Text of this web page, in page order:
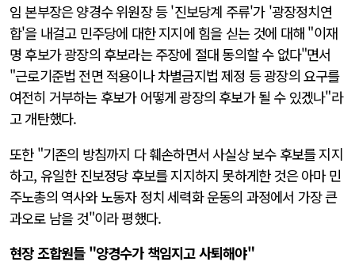
임 본부장은 양경수 위원장 등 '진보당계 주류'가 '광장정치연
합'을 내걸고 민주당에 대한 지지에 힘을 싣는 것에 대해 "이재
명 후보가 광장의 후보라는 주장에 절대 동의할 수 없다"면서
"근로기준법 전면 적용이나 차별금지법 제정 등 광장의 요구를
여전히 거부하는 후보가 어떻게 광장의 후보가 될 수 있겠나"라
고 개탄했다.
또한 "기존의 방침까지 다 훼손하면서 사실상 보수 후보를 지지
하고, 유일한 진보정당 후보를 지지하지 못하게한 것은 아마 민
주노총의 역사와 노동자 정치 세력화 운동의 과정에서 가장 큰
과오로 남을 것"이라 평했다.
현장 조합원들 "양경수가 책임지고 사퇴해야"